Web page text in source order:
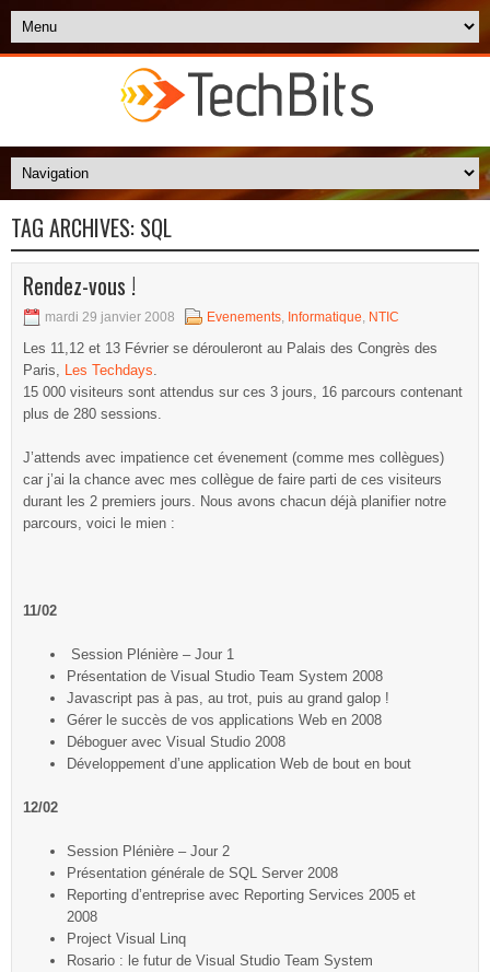
TAG ARCHIVES: SQL
Rendez-vous !
mardi 29 janvier 2008 Evenements, Informatique, NTIC
Les 11,12 et 13 Février se dérouleront au Palais des Congrès des
Paris, Les Techdays.
15 000 visiteurs sont attendus sur ces 3 jours, 16 parcours contenant
plus de 280 sessions.
J’attends avec impatience cet évenement (comme mes collègues)
car j’ai la chance avec mes collègue de faire parti de ces visiteurs
durant les 2 premiers jours. Nous avons chacun déjà planifier notre
parcours, voici le mien :
11/02
Session Plénière – Jour 1
Présentation de Visual Studio Team System 2008
Javascript pas à pas, au trot, puis au grand galop !
Gérer le succès de vos applications Web en 2008
Déboguer avec Visual Studio 2008
Développement d’une application Web de bout en bout
12/02
Session Plénière – Jour 2
Présentation générale de SQL Server 2008
Reporting d’entreprise avec Reporting Services 2005 et
2008
Project Visual Linq
Rosario : le futur de Visual Studio Team System